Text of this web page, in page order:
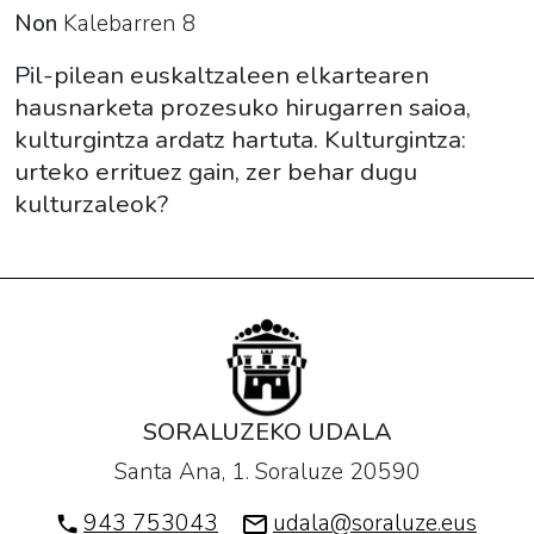
errituez
zer
behar
dugu
kulturzaleok?
Non Kalebarren 8
Pil-pilean euskaltzaleen elkartearen
hausnarketa prozesuko hirugarren saioa,
kulturgintza ardatz hartuta. Kulturgintza:
urteko errituez gain, zer behar dugu
kulturzaleok?
SORALUZEKO UDALA
Santa Ana, 1. Soraluze 20590
943 753043
udala@soraluze.eus